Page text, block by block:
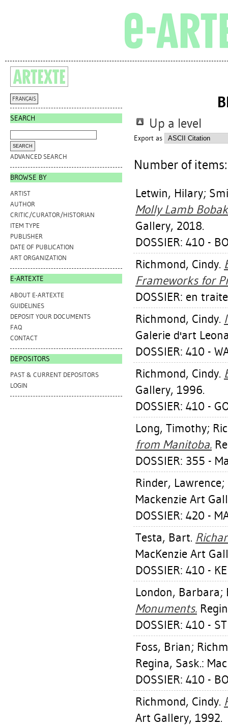
FRANÇAIS
SEARCH
ADVANCED SEARCH
BROWSE BY
ARTIST
AUTHOR
CRITIC/CURATOR/HISTORIAN
ITEM TYPE
PUBLISHER
DATE OF PUBLICATION
ART ORGANIZATION
E-ARTEXTE
ABOUT E-ARTEXTE
GUIDELINES
DEPOSIT YOUR DOCUMENTS
FAQ
CONTACT
DEPOSITORS
PAST & CURRENT DEPOSITORS
LOGIN
Up a level
Export as
Number of
Letwin, Hilary;
Molly Lamb
Gallery, 2018.
DOSSIER: 410 -
Richmond, Cindy.
Frameworks for
DOSSIER: en
Richmond, Cindy.
Galerie d'art
DOSSIER: 410 -
Richmond, Cindy.
Gallery, 1996.
DOSSIER: 410 -
Long, Timothy;
from Manitoba.
DOSSIER: 355 -
Rinder, Lawrence;
Mackenzie Art
DOSSIER: 420 -
Testa, Bart.
MacKenzie Art
DOSSIER: 410 -
London, Barbara;
Monuments.
DOSSIER: 410 -
Foss, Brian;
Regina, Sask.:
DOSSIER: 410 -
Richmond, Cindy.
Art Gallery, 1992.